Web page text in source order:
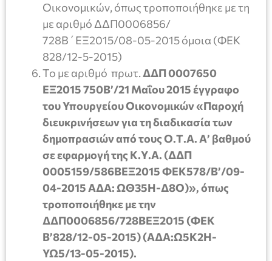
Οικονομικών, όπως τροποποιήθηκε με τη
με αριθμό ΔΔΠ0006856/
728Β΄ΕΞ2015/08-05-2015 όμοια (ΦΕΚ
828/12-5-2015)
Το με αριθμό πρωτ.ΔΔΠ 0007650
ΕΞ2015 750Β’/21 Μαΐου 2015 έγγραφο
του Υπουργείου Οικονομικών «Παροχή
διευκρινήσεων για τη διαδικασία των
δημοπρασιών από τους Ο.Τ.Α. Α’ βαθμού
σε εφαρμογή της Κ.Υ.Α. (ΔΔΠ
0005159/586ΒΈΞ2015 ΦΕΚ578/Β’/09-
04-2015 ΑΔΑ: ΩΘ35Η-Δ8Ο)», όπως
τροποποιήθηκε με την
ΔΔΠ0006856/728ΒΕΞ2015 (ΦΕΚ
Β’828/12-05-2015) (ΑΔΑ:Ω5Κ2Η-
ΥΩ5/13-05-2015).